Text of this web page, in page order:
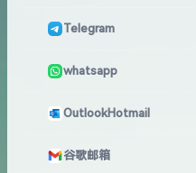
Telegram
whatsapp
OutlookHotmail
谷歌邮箱